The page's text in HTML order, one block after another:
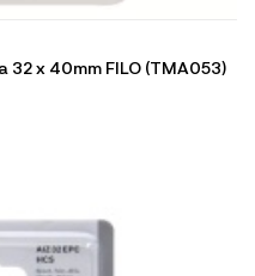
x 40mm FILO (TMA053)